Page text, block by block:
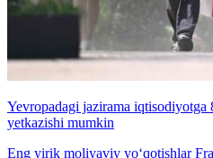
Yevropadagi jazirama
yetkazishi mumkin
Eng yirik moliyaviy yo‘qotishlar